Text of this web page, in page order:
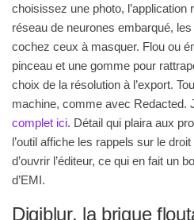
choisissez une photo,
réseau de neurones embarqué,
cochez ceux à masquer. Flou ou
pinceau et une gomme pour
choix de la résolution à l’export.
machine, comme avec Redacted.
complet ici. Détail qui plaira aux
l’outil affiche les rappels sur le
d’ouvrir l’éditeur, ce qui en fait un
d’EMI.
Digiblur, la brique